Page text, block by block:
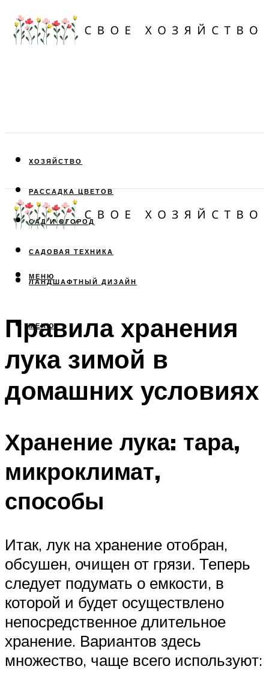
ХОЗЯЙСТВО
РАССАДКА ЦВЕТОВ
САД И ОГОРОД
САДОВАЯ ТЕХНИКА
ЛАНДШАФТНЫЙ ДИЗАЙН
МЕНЮ
МЕНЮ
Правила хранения
лука зимой в
домашних условиях
Хранение лука: тара,
микроклимат,
способы
Итак, лук на хранение отобран,
обсушен, очищен от грязи. Теперь
следует подумать о емкости, в
которой и будет осуществлено
непосредственное длительное
хранение. Вариантов здесь
множество, чаще всего используют: